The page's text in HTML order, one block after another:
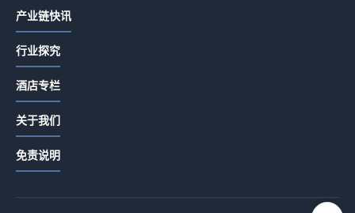
产业链快讯
行业探究
酒店专栏
关于我们
免责说明